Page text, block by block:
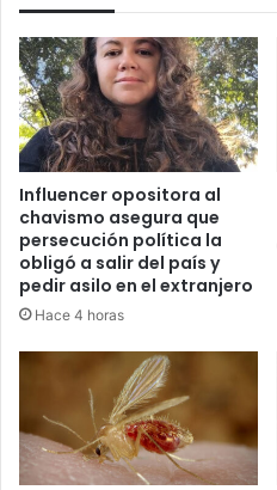
Influencer opositora al
chavismo asegura que
persecución política la
obligó a salir del país y
pedir asilo en el extranjero
Hace 4 horas